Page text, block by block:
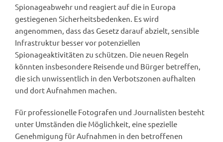
Spionageabwehr und reagiert auf die in Europa
gestiegenen Sicherheitsbedenken. Es wird
angenommen, dass das Gesetz darauf abzielt, sensible
Infrastruktur besser vor potenziellen
Spionageaktivitäten zu schützen. Die neuen Regeln
könnten insbesondere Reisende und Bürger betreffen,
die sich unwissentlich in den Verbotszonen aufhalten
und dort Aufnahmen machen.
Für professionelle Fotografen und Journalisten besteht
unter Umständen die Möglichkeit, eine spezielle
Genehmigung für Aufnahmen in den betroffenen